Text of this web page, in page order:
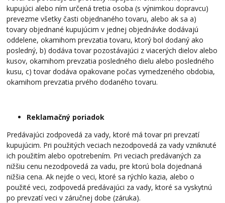
kupujúci alebo ním určená tretia osoba (s výnimkou dopravcu)
prevezme všetky časti objednaného tovaru, alebo ak sa a)
tovary objednané kupujúcim v jednej objednávke dodávajú
oddelene, okamihom prevzatia tovaru, ktorý bol dodaný ako
posledný, b) dodáva tovar pozostávajúci z viacerých dielov alebo
kusov, okamihom prevzatia posledného dielu alebo posledného
kusu, c) tovar dodáva opakovane počas vymedzeného obdobia,
okamihom prevzatia prvého dodaného tovaru.
Reklamačný poriadok
Predávajúci zodpovedá za vady, ktoré má tovar pri prevzatí
kupujúcim. Pri použitých veciach nezodpovedá za vady vzniknuté
ich použitím alebo opotrebením. Pri veciach predávaných za
nižšiu cenu nezodpovedá za vadu, pre ktorú bola dojednaná
nižšia cena. Ak nejde o veci, ktoré sa rýchlo kazia, alebo o
použité veci, zodpovedá predávajúci za vady, ktoré sa vyskytnú
po prevzatí veci v záručnej dobe (záruka).